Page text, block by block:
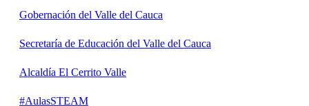
Gobernación del Valle del Cauca
Secretaría de Educación del Valle del Cauca
Alcaldía El Cerrito Valle
#AulasSTEAM